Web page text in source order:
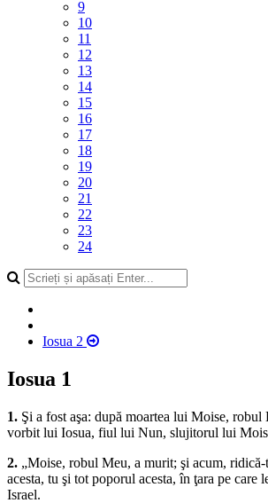
9
10
11
12
13
14
15
16
17
18
19
20
21
22
23
24
Iosua 2
Iosua 1
1. Şi a fost aşa: după moartea lui Moise,
vorbit lui Iosua, fiul lui Nun, slujitorul lui
2. „Moise, robul Meu, a murit; şi acum,
acesta, tu şi tot poporul acesta, în ţara pe care
Israel.